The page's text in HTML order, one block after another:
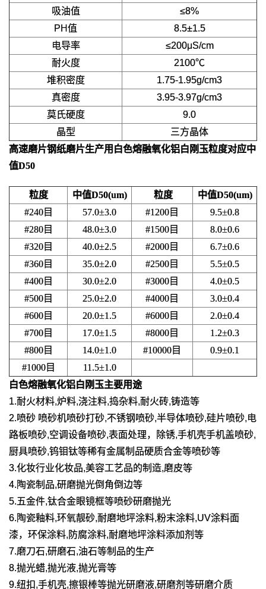
吸油值
≤8%
PH值
8.5±1.5
电导率
≤200μS/cm
耐火度
2100℃
堆积密度
1.75-1.95g/cm3
真密度
3.95-3.97g/cm3
莫氏硬度
9.0
晶型
三方晶体
高速磨片钢纸磨片生产用白色熔融氧化铝白刚玉粒度对应中
值D50
粒度 中值D50(um) 粒度
中值D50(um)
#240目
57.0±3.0 #1200目
9.5±0.8
#280目
48.0±3.0 #1500目
8.0±0.6
#320目
40.0±2.5 #2000目
6.7±0.6
#360目
35.0±2.0 #2500目
5.5±0.5
#400目
30.0±2.0 #3000目
4.0±0.5
#500目
25.0±2.0 #4000目
3.0±0.4
#600目
20.0±1.5 #6000目
2.0±0.4
#700目
17.0±1.5 #8000目
1.2±0.3
#800目
14.0±1.0 #10000目
0.9±0.1
#1000目
11.5±1.0
白色熔融氧化铝白刚玉主要用途
1.耐火材料,炉料,浇注料,捣杂料,耐火砖,铸造等
2.喷砂 喷砂机喷砂打砂,不锈钢喷砂,半导体喷砂,硅片喷砂,电
路板喷砂,空调设备喷砂,表面处理，除锈,手机壳手机盖喷砂,
厨具喷砂,钨钼钛等稀有金属制品硬质合金等喷砂等
3.化妆行业化妆品,美容工艺品的制造,磨皮等
4.陶瓷制品,研磨抛光倒角倒边等
5.五金件,钛合金眼镜框等喷砂研磨抛光
6.陶瓷釉料,环氧靓砂,耐磨地坪涂料,粉末涂料,UV涂料面
漆，环保涂料,防腐涂料,耐磨地坪涂料添加剂等
7.磨刀石,研磨石,油石等制品的生产
8.抛光蜡,抛光液,抛光膏等
9.纽扣,手机壳,擦银棒等抛光研磨液,研磨剂等研磨介质